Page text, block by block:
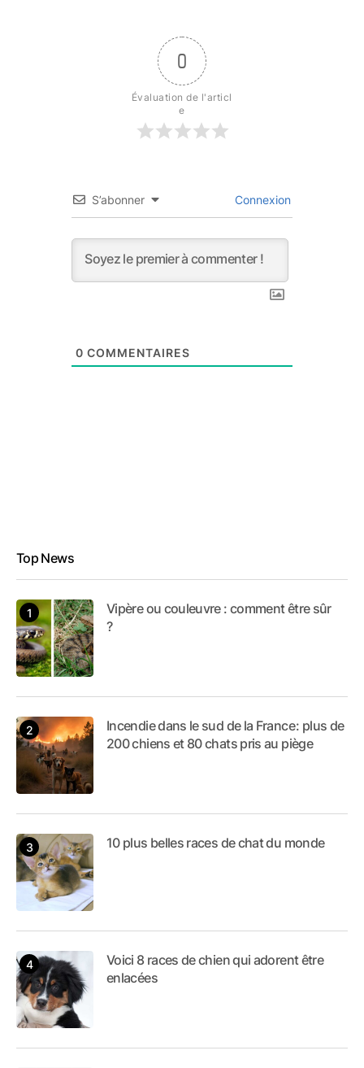
0
Évaluation de l'articl
e
S’abonner Connexion
0 COMMENTAIRES
Top News
Vipère ou couleuvre : comment être sûr
?
Incendie dans le sud de la France : plus de
200 chiens et 80 chats pris au piège
10 plus belles races de chat du monde
Voici 8 races de chien qui adorent être
enlacées